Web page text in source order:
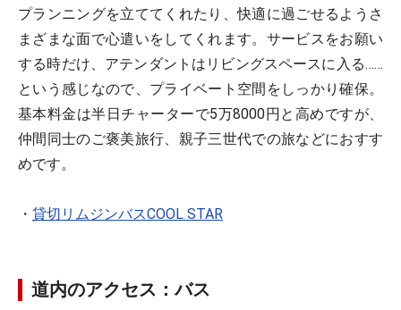
プランニングを立ててくれたり、快適に過ごせるようさ
まざまな面で心遣いをしてくれます。サービスをお願い
する時だけ、アテンダントはリビングスペースに入る……
という感じなので、プライベート空間をしっかり確保。
基本料金は半日チャーターで5万8000円と高めですが、
仲間同士のご褒美旅行、親子三世代での旅などにおすす
めです。
・ 貸切リムジンバスCOOL STAR
道内のアクセス：バス